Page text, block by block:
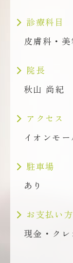
診療科目
皮膚科・
院長
秋山 尚紀
アクセス
イオンモ
駐車場
あり
お支払い
現金・ク